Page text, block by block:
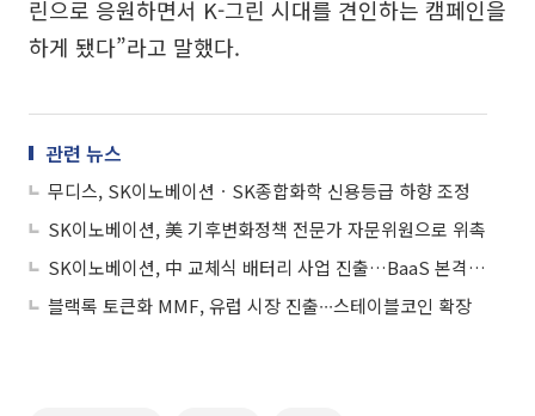
린으로 응원하면서 K-그린 시대를 견인하는 캠페인을
하게 됐다”라고 말했다.
관련 뉴스
무디스, SK이노베이션ㆍSK종합화학 신용등급 하향 조정
SK이노베이션, 美 기후변화정책 전문가 자문위원으로 위촉
SK이노베이션, 中 교체식 배터리 사업 진출…BaaS 본격 추진
블랙록 토큰화 MMF, 유럽 시장 진출∙∙∙스테이블코인 확장